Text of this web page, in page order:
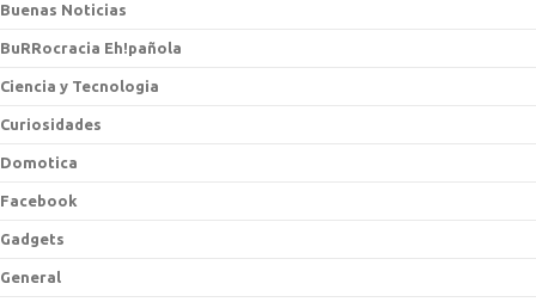
Buenas Noticias
BuRRocracia Eh!pañola
Ciencia y Tecnologia
Curiosidades
Domotica
Facebook
Gadgets
General